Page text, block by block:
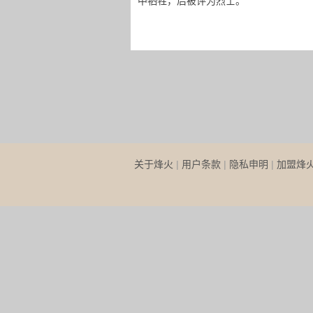
关于烽火 | 用户条款 | 隐私申明 | 加盟烽